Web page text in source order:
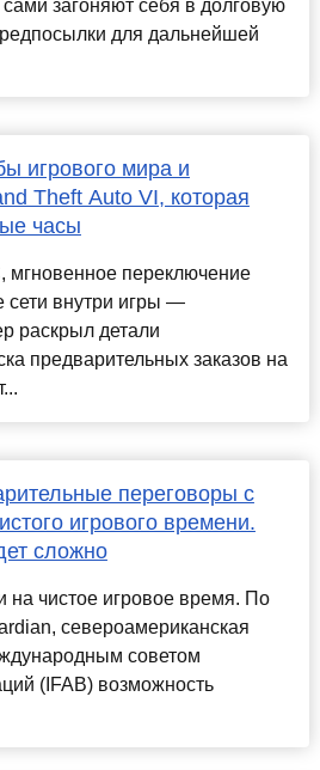
загоняют себя в долговую
для дальнейшей
игрового мира и
Theft Auto VI, которая
часы
мгновенное переключение
сети внутри игры —
раскрыл детали
предварительных заказов на
переговоры с
игрового времени.
сложно
на чистое игровое время. По
североамериканская
советом
(IFAB) возможность